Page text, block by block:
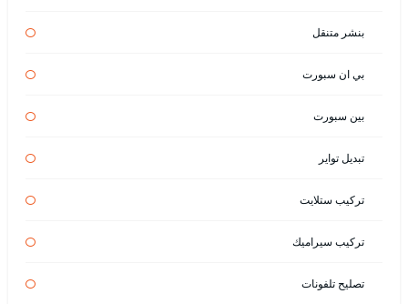
بنشر متنقل
بي ان سبورت
بين سبورت
تبديل تواير
تركيب ستلايت
تركيب سيراميك
تصليح تلفونات